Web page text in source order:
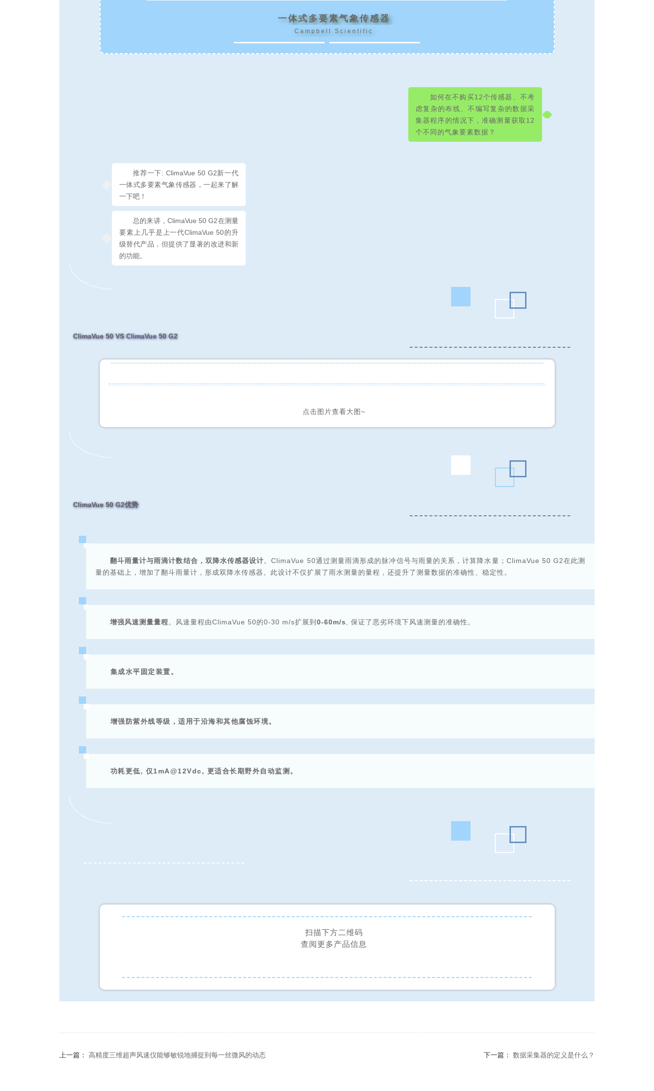
一体式多要素气象传感器
Campbell Scientific
如何在不购买12个传感器、不考
虑复杂的布线、不编写复杂的数据采
集器程序的情况下，准确测量获取12
个不同的气象要素数据？
推荐一下: ClimaVue 50 G2新一代
一体式多要素气象传感器，一起来了解
一下吧！
总的来讲，ClimaVue 50 G2在测量
要素上几乎是上一代ClimaVue 50的升
级替代产品，但提供了显著的改进和新
的功能。
ClimaVue 50 VSClimaVue 50 G2
点击图片查看大图~
ClimaVue 50 G2优势
翻斗雨量计与雨滴计数结合，双降水传感器设计。ClimaVue 50通过测量雨滴形成的脉冲信号与雨量的关系，计算降水量；ClimaVue 50 G2在此测
量的基础上，增加了翻斗雨量计，形成双降水传感器。此设计不仅扩展了雨水测量的量程，还提升了测量数据的准确性、稳定性。
增强风速测量量程。风速量程由ClimaVue 50的0-30 m/s扩展到0-60m/s , 保证了恶劣环境下风速测量的准确性。
集成水平固定装置。
增强防紫外线等级，适用于沿海和其他腐蚀环境。
功耗更低, 仅1mA@12Vdc, 更适合长期野外自动监测。
扫描下方二维码
查阅更多产品信息
上一篇： 高精度三维超声风速仪能够敏锐地捕捉到每一丝微风的动态 下一篇： 数据采集器的定义是什么？